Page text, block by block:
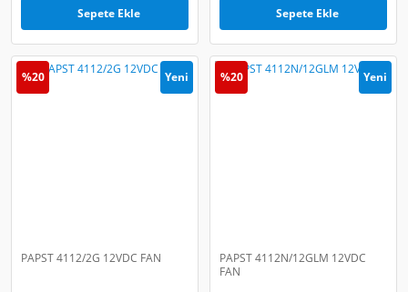
Sepete Ekle Sepete Ekle
Yeni
PAPST 4112/2G 12VDC FAN
%20 Yeni
PAPST 4112N/12GLM 12VDC
FAN
%20